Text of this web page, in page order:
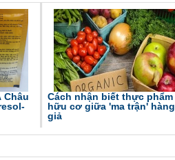
Châu
Cách nhận biết thực phẩm
hữu cơ giữa 'ma trận' hàng
giả